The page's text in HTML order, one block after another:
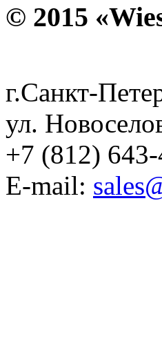
© 2015
г.Санкт-
ул.
+7 (812)
E-mail: